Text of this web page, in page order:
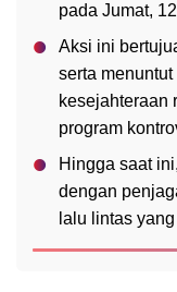
pada Jumat,
Aksi ini
serta
kesejahteraan
program
Hingga saat
dengan
lalu lintas